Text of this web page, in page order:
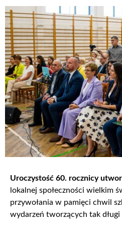
Uroczystość 60. rocznicy
lokalnej społeczności wielkim
przywołania w pamięci chwil
wydarzeń tworzących tak długi